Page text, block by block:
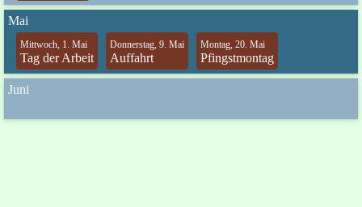
Mai
Mittwoch, 1. Mai
Tag der Arbeit
Donnerstag, 9. Mai
Auffahrt
Montag, 20. Mai
Pfingstmontag
Juni